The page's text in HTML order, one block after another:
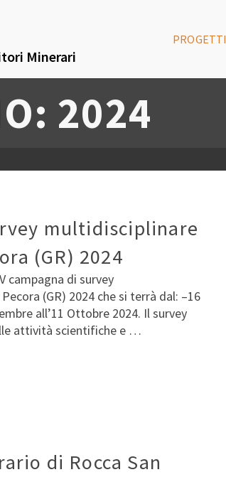
Minerari
PROGETTI
2024
multidisciplinare
(GR) 2024
campagna di survey
(GR) 2024 che si terrà dal: –16
all’11 Ottobre 2024. Il survey
attività scientifiche e …
di Rocca San